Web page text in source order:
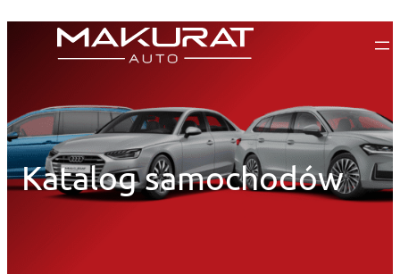
Katalog samochodów